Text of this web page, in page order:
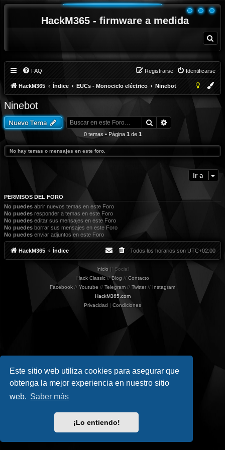
Este sitio web utiliza cookies para asegurar que
obtenga la mejor experiencia en nuestro sitio
web. Saber más
¡Lo entiendo!
HackM365 - firmware a medida
u
FAQ Identificarse
Registrarse
HackM365 Índice EUCs - Monociclo eléctrico Ninebot
Ninebot
Nuevo Tema Buscar
0 temas • Página 1 de 1
No hay temas o mensajes en este foro.
Ir a
PERMISOS DEL FORO
No puedes abrir nuevos temas en este Foro
No puedes responder a temas en este Foro
No puedes editar sus mensajes en este Foro
No puedes borrar sus mensajes en este Foro
No puedes enviar adjuntos en este Foro
HackM365 Índice Todos los horarios son UTC+02:00
Inicio || Social
Hack Classic//Blog // Contacto
Facebook // Youtube // Telegram // Twitter// Instagram
HackM365.com
Privacidad | Condiciones